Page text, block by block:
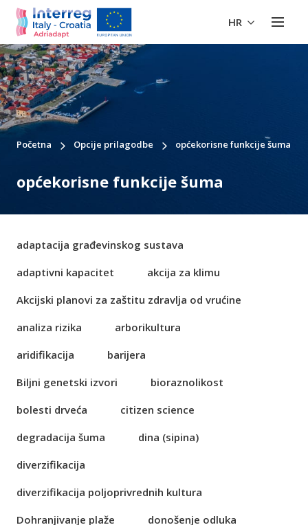
HR
Početna Opcije prilagodbe općekorisne funkcije šuma
općekorisne funkcije šuma
adaptacija građevinskog sustava
adaptivni kapacitet
akcija za klimu
Akcijski planovi za zaštitu zdravlja od vrućine
analiza rizika
arborikultura
aridifikacija
barijera
Biljni genetski izvori
bioraznolikost
bolesti drveća
citizen science
degradacija šuma
dina (sipina)
diverzifikacija
diverzifikacija poljoprivrednih kultura
Dohranjivanje plaže
donošenje odluka